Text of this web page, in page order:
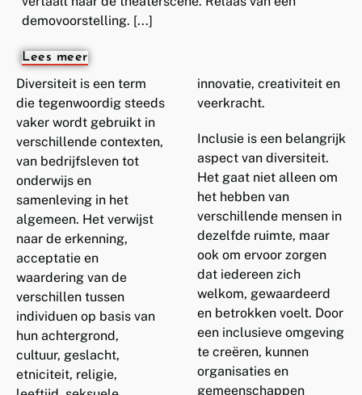
demovoorstelling. [...]
Lees meer
Diversiteit is een term
die tegenwoordig steeds
vaker wordt gebruikt in
verschillende contexten,
van bedrijfsleven tot
onderwijs en
samenleving in het
algemeen. Het verwijst
naar de erkenning,
acceptatie en
waardering van de
verschillen tussen
individuen op basis van
hun achtergrond,
cultuur, geslacht,
etniciteit, religie,
innovatie, creativiteit en
veerkracht.
Inclusie is een belangrijk
aspect van diversiteit.
Het gaat niet alleen om
het hebben van
verschillende mensen in
dezelfde ruimte, maar
ook om ervoor zorgen
dat iedereen zich
welkom, gewaardeerd
en betrokken voelt. Door
een inclusieve omgeving
te creëren, kunnen
organisaties en
gemeenschappen